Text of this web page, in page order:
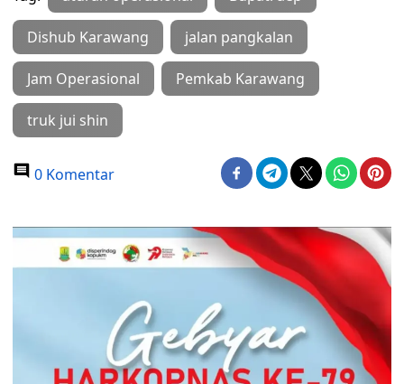
Dishub Karawang jalan pangkalan
Jam Operasional Pemkab Karawang
truk jui shin
0 Komentar